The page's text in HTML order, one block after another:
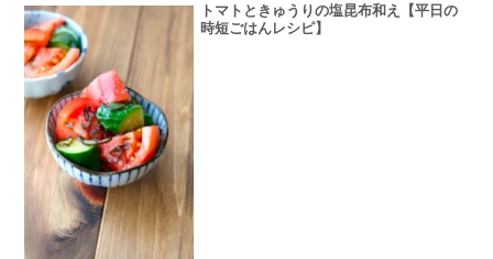
トマトときゅうりの塩昆布和え【平日の
時短ごはんレシピ】